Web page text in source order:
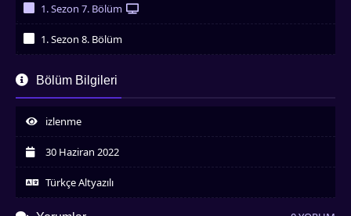
1. Sezon 7. Bölüm
1. Sezon 8. Bölüm
Bölüm Bilgileri
izlenme
30 Haziran 2022
Türkçe Altyazılı